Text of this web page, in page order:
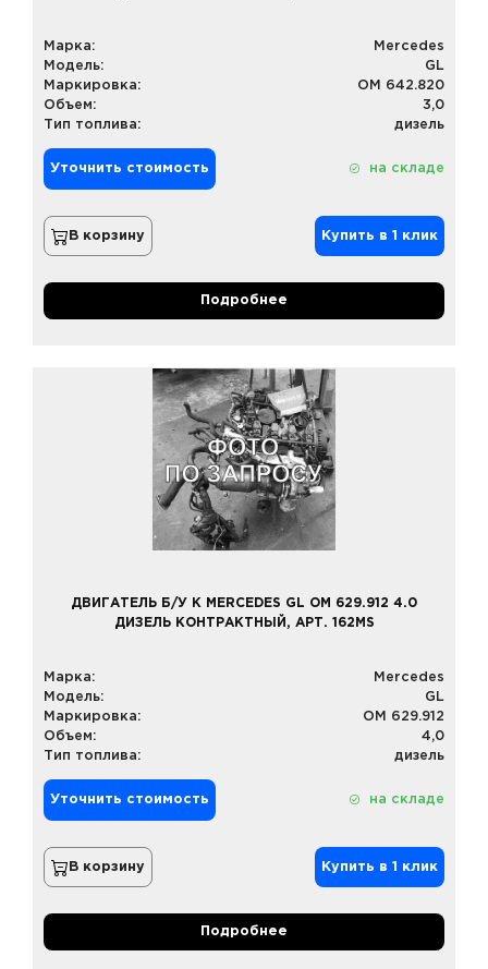
Марка:
Mercedes
Модель:
GL
Маркировка:
OM 642.820
Объем:
3,0
Тип топлива:
дизель
Уточнить стоимость на складе
В корзину Купить в 1 клик
Подробнее
ДВИГАТЕЛЬ Б/У К MERCEDES GL OM 629.912 4.0
ДИЗЕЛЬ КОНТРАКТНЫЙ, АРТ. 162MS
Марка:
Mercedes
Модель:
GL
Маркировка:
OM 629.912
Объем:
4,0
Тип топлива:
дизель
Уточнить стоимость на складе
В корзину Купить в 1 клик
Подробнее